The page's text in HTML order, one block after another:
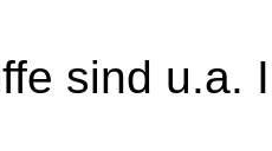
sind u.a.